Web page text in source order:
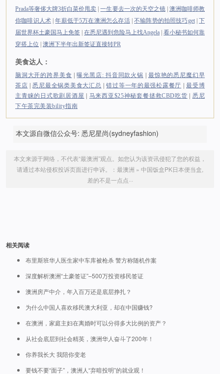
Prada等奢侈大牌3折白菜价甩卖 |一生要去一次的天空之镜| 澳洲咖啡师教
你咖啡识人术 |年薪低于5万在澳洲怎么存活|不输阵势的拍照技巧get|下
届世界杯土豪国马上免签 在悉尼遇到危险马上找Angela 看小秘书如何靠
穿搭上位
澳洲下半年出新签证直接转PR
美食达人：
脑洞大开的跨界美食 |曝光黑店: 抖音同款火锅
最惊艳的悉尼魔幻早
茶店 |悉尼最全锅类美食大汇总 |错过等一年的最强松露餐厅 |最受博
主青睐的日式歌剧居酒屋
马来西亚$25神秘套餐拯救CBD吃货
悉尼
下午茶完美装bility指南
本文源自微信公众号: 悉尼星尚(sydneyfashion)
本文来源于网络，不代表“最澳洲”观点。如您认为该资讯侵犯了您的权益，
请通过本站侵权投诉页面进行申诉。： 最澳洲 » 中国饭盒PK日本便当盒,
差的不是一点点···
相关阅读
布里斯班华人医生家中车库被枪杀 警方称随机作案
深度解析澳洲“土豪签证”–500万投资移民签证
澳洲房产中介，年入百万还是底层挣扎？
为什么中国人喜欢移民澳大利亚，却在中国赚钱?
在澳洲，家庭主妇在离婚时可以分得多大比例的资产？
从社会底层到社会精英，澳洲华人奋斗了200年！
你养我长大 我陪你变老
要钱不要“面子”，澳洲人“弃暗投明”的就业观！